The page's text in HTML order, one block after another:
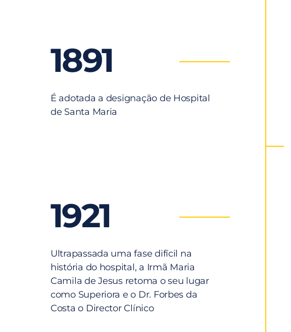
1891
É adotada a designação de Hospital
de Santa Maria
1921
Ultrapassada uma fase difícil na
história do hospital, a Irmã Maria
Camila de Jesus retoma o seu lugar
como Superiora e o Dr. Forbes da
Costa o Director Clínico